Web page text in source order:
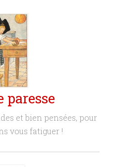
paresse
et bien pensées, pour
vous fatiguer !